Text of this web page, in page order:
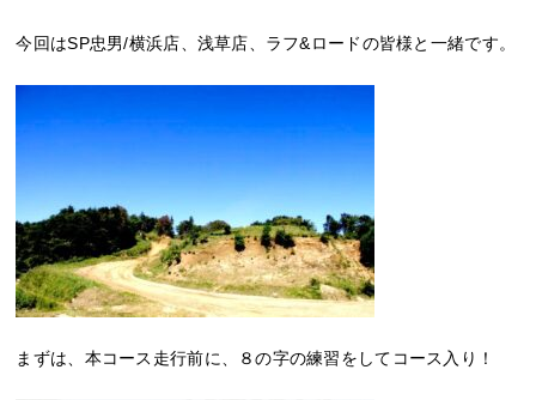
今回はSP忠男/横浜店、浅草店、ラフ&ロードの皆様と一緒です。
まずは、本コース走行前に、８の字の練習をしてコース入り！